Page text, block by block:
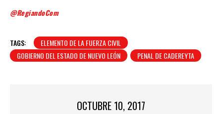
@RegiandoCom
TAGS:
ELEMENTO DE LA FUERZA CIVIL
GOBIERNO DEL ESTADO DE NUEVO LEÓN
PENAL DE CADEREYTA
OCTUBRE 10, 2017